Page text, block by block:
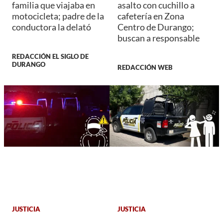
familia que viajaba en
motocicleta; padre de la
conductora la delató
REDACCIÓN EL SIGLO DE
DURANGO
asalto con cuchillo a
cafetería en Zona
Centro de Durango;
buscan a responsable
REDACCIÓN WEB
JUSTICIA JUSTICIA